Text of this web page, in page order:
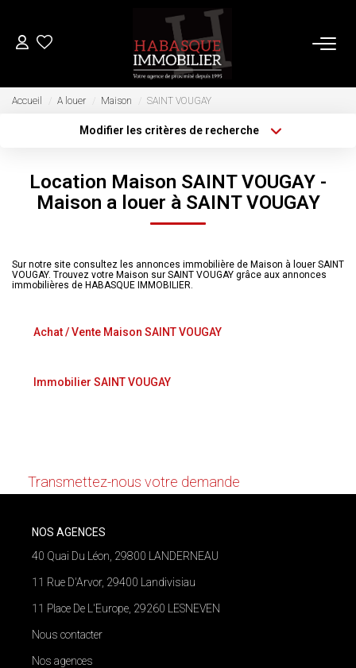
ACHETER
VENDRE
Biens Vendus
Actualités
Accueil A louer Maison SAINT VOUGAY
Modifier les critères de recherche
Type de bien
Budget max Plus de critères
Location Maison SAINT VOUGAY -
Maison a louer à SAINT VOUGAY
Sur notre site consultez les annonces immobilière de Maison à louer SAINT
VOUGAY. Trouvez votre Maison sur SAINT VOUGAY grâce aux annonces
immobilières de HABASQUE IMMOBILIER.
Achat / Vente Maison SAINT VOUGAY
Immobilier SAINT VOUGAY
Transmettez-nous votre demande
NOS AGENCES
40 Quai Du Léon, 29800 LANDERNEAU
11 Rue D'Arvor, 29400 Landivisiau
11 Place De L'Europe, 29260 LESNEVEN
Nous contacter
Nos agences